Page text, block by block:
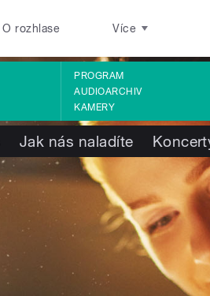
O rozhlase Více
PROGRAM
AUDIOARCHIV
KAMERY
Jak nás naladíte